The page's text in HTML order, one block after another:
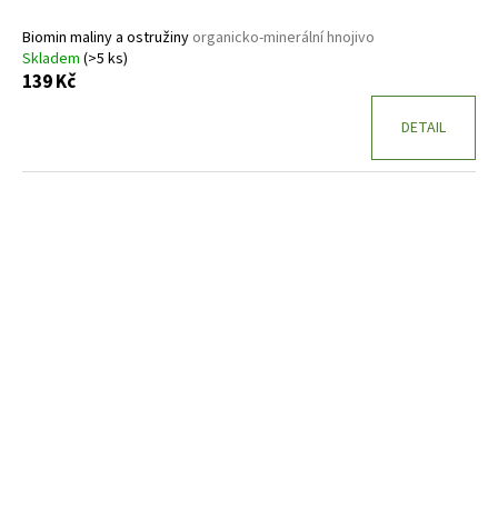
Biomin maliny a ostružiny organicko-minerální hnojivo
Skladem (>5 ks)
139 Kč
DETAIL